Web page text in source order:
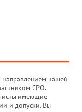
нашей
СРО.
имеющие
и допуски. Вы